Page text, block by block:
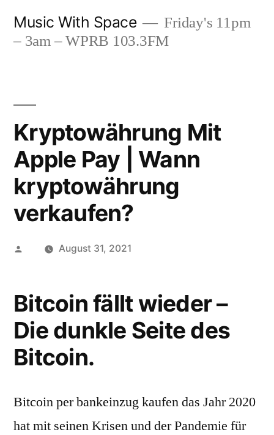
Music With Space
Friday's 11pm
– 3am – WPRB 103.3FM
Kryptowährung Mit
Apple Pay | Wann
kryptowährung
verkaufen?
Posted August 31, 2021
Bitcoin fällt wieder –
Die dunkle Seite des
Bitcoin.
Bitcoin per bankeinzug kaufen das Jahr 2020
hat mit seinen Krisen und der Pandemie für